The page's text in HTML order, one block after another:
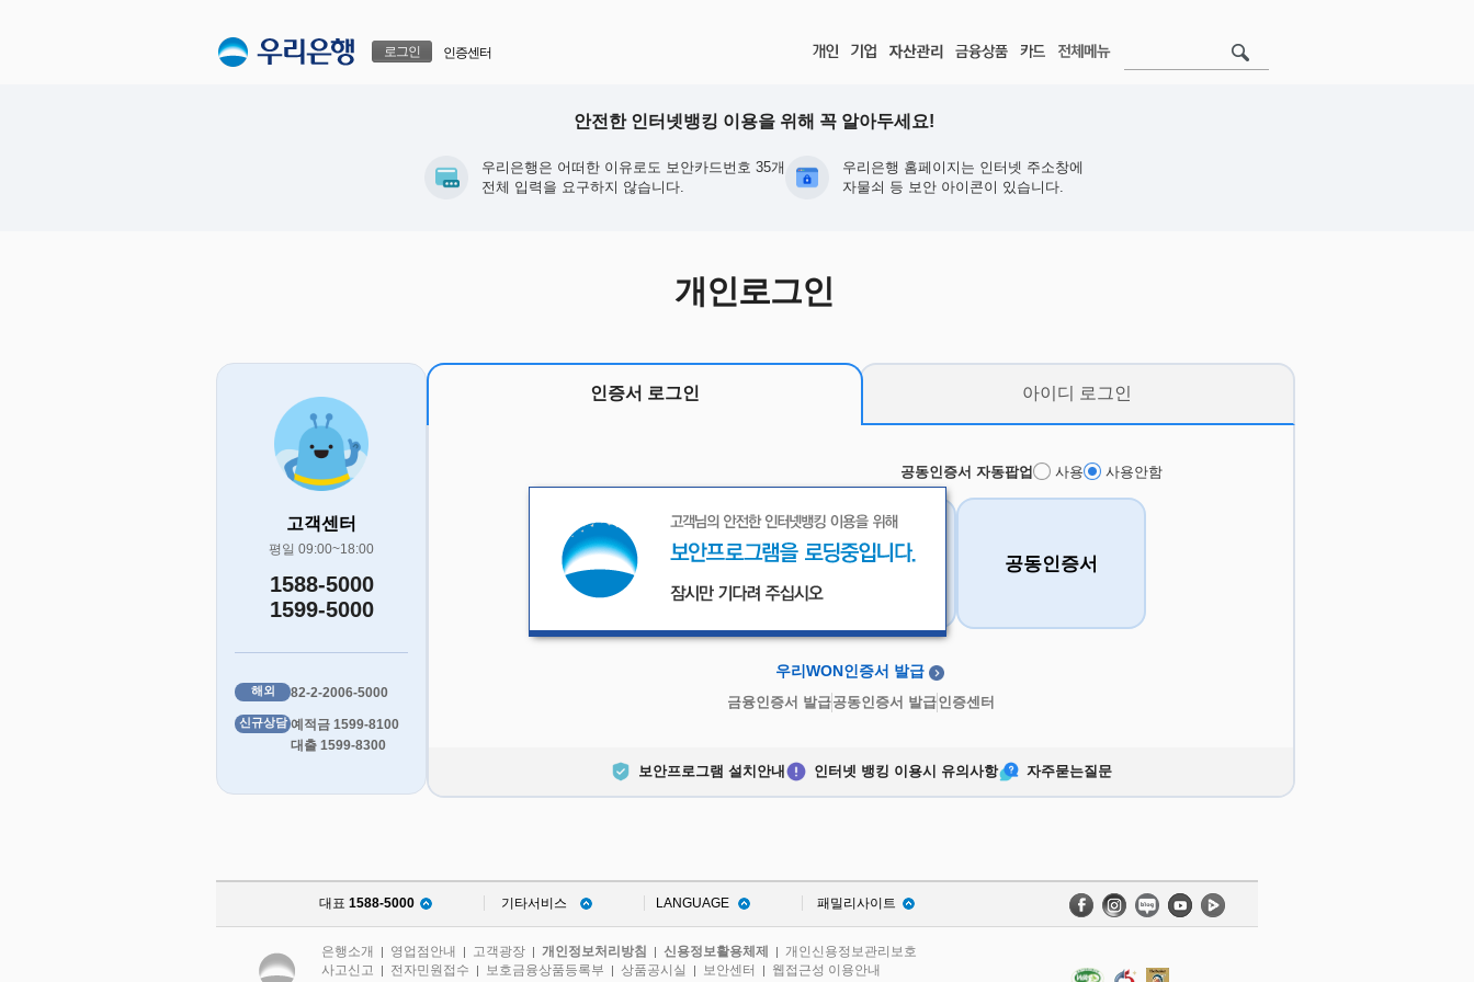
로그인 인증센터
안전한 인터넷뱅킹 이용을 위해 꼭 알아두세요!
우리은행은 어떠한 이유로도 보안카드번호 35개
전체 입력을 요구하지 않습니다.
우리은행 홈페이지는 인터넷 주소창에
자물쇠 등 보안 아이콘이 있습니다.
개인로그인
고객센터
평일 09:00~18:00
1588-5000
1599-5000
해외 82-2-2006-5000
신규상담 예적금 1599-8100
대출 1599-8300
인증서 로그인
공동인증서 자동팝업 사용 사용안함
우리WON인증서 금융인증서 공동인증서
우리WON인증서 발급
금융인증서 발급공동인증서 발급인증센터
아이디 로그인
보안프로그램 설치안내 인터넷 뱅킹 이용시 유의사항 자주묻는질문
대표 1588-5000 기타서비스 LANGUAGE 패밀리사이트
은행소개 | 영업점안내 | 고객광장 | 개인정보처리방침 | 신용정보활용체제 | 개인신용정보관리보호
사고신고 | 전자민원접수 | 보호금융상품등록부 | 상품공시실 | 보안센터 | 웹접근성 이용안내